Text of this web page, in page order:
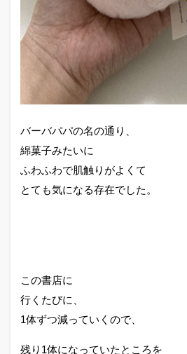
バーバパパの名の通り、
綿菓子みたいに
ふわふわで肌触りがよくて
とても気になる存在でした。
この書店に
行くたびに、
1体ずつ減っていくので、
残り1体になっていたところを